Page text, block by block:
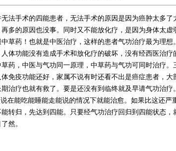
手术的四能患者，无法手术的原因是因为癌肿太多了
多的原因也没事。同时又不能放化疗，是因为身体太虚
草药！也就是中医治疗，这样的患者气功治疗最为理想
体功能没有造成手术和放化疗的破坏，没有经西医治疗
药，中医与气功同一原理，中草药与气功可同时治疗。
免疫功能还好，家属不说有时还看不出是癌症患者，大
治疗也就有救了。要是还没有到临终就及早请气功治疗
在能吃能睡能走能说的情况下就能治愈。如果比这还严
转归，先达到四能。只要经气功治疗回归到四能状态，
然。